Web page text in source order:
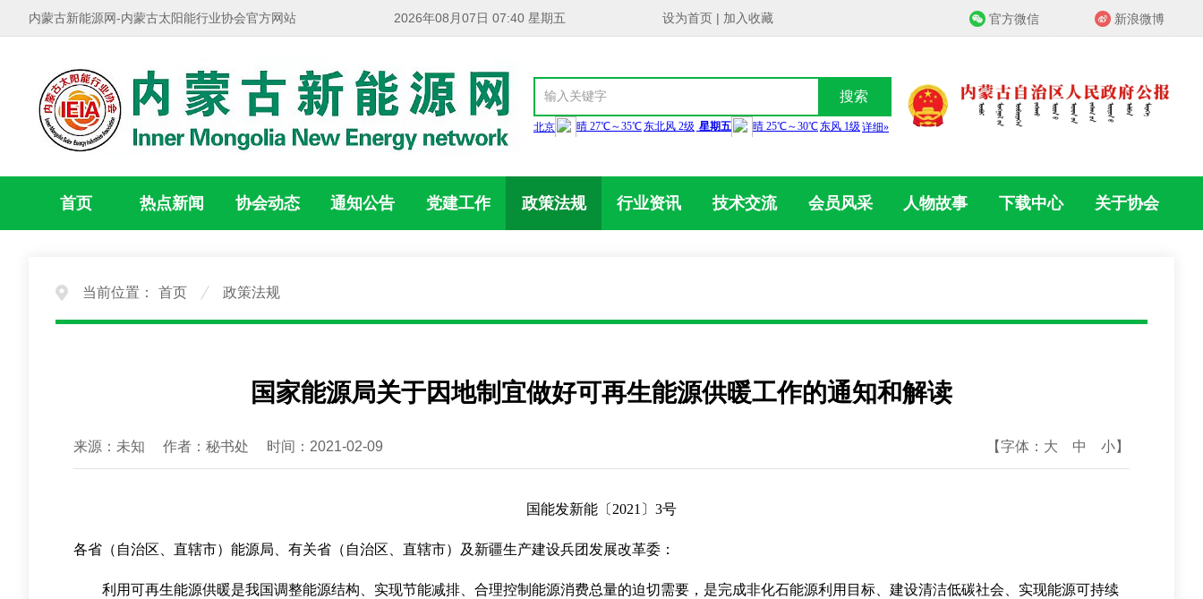
内蒙古新能源网-内蒙古太阳能行业协会官方网站 2026年08月07日 07:40 星期五 设为首页 | 加入收藏 官方微信 新浪微博
搜索
首页 热点新闻 协会动态 通知公告 党建工作 政策法规 行业资讯 技术交流 会员风采 人物故事 下载中心 关于协会
当前位置： 首页 政策法规
国家能源局关于因地制宜做好可再生能源供暖工作的通知和解读
来源：未知 作者：秘书处 时间：2021-02-09 【字体： 大 中 小】
国能发新能〔2021〕3号
各省（自治区、直辖市）能源局、有关省（自治区、直辖市）及新疆生产建设兵团发展改革委：
利用可再生能源供暖是我国调整能源结构、实现节能减排、合理控制能源消费总量的迫切需要，是完成非化石能源利用目标、建设清洁低碳社会、实现能源可持续